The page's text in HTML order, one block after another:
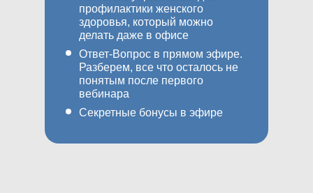
Секретные бонусы в эфире
Ответ-Вопрос в прямом эфире.
Разберем, все что осталось не
понятым после первого
вебинара
профилактики женского
здоровья, который можно
делать даже в офисе